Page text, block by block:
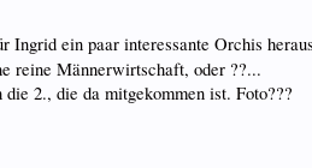
ein paar interessante Orchis
reine Männerwirtschaft, oder ??...
2., die da mitgekommen ist. Foto???